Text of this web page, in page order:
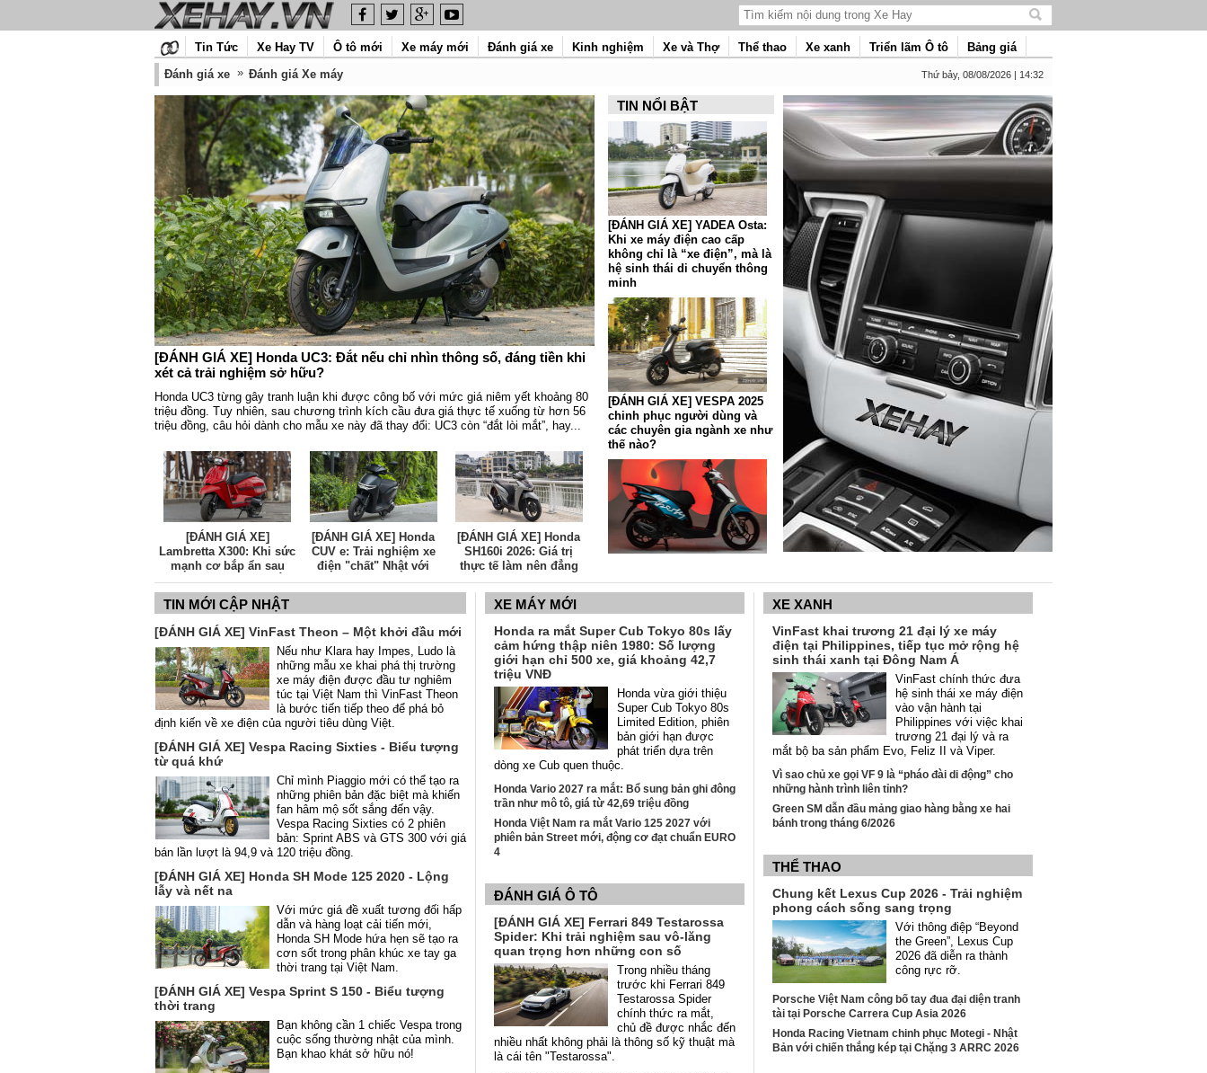
Tìm
nội
dung
Tin Tức Xe Hay TV Ô tô mới Xe máy mới Đánh giá xe Kinh nghiệm Xe và Thợ Thể thao Xe xanh Triển lãm Ô tô
Bảng giá
Đánh giá xe
Đánh giá Xe máy Thứ bảy, 08/08/2026 | 14:32
[ĐÁNH GIÁ XE] Honda UC3: Đắt nếu chỉ nhìn thông số, đáng tiền khi
xét cả trải nghiệm sở hữu?
Honda UC3 từng gây tranh luận khi được công bố với mức giá niêm yết khoảng 80
triệu đồng. Tuy nhiên, sau chương trình kích cầu đưa giá thực tế xuống từ hơn 56
triệu đồng, câu hỏi dành cho mẫu xe này đã thay đổi: UC3 còn “đắt lòi mắt”, hay...
[ĐÁNH GIÁ XE]
Lambretta X300: Khi sức
mạnh cơ bắp ẩn sau
diện mạo quý ông Ý
[ĐÁNH GIÁ XE] Honda
CUV e: Trải nghiệm xe
điện "chất" Nhật với
công nghệ số lùi và
cảm giác lái khác biệt
[ĐÁNH GIÁ XE] Honda
SH160i 2026: Giá trị
thực tế làm nên đẳng
cấp của một mẫu tay ga
cao cấp
TIN NỔI BẬT
[ĐÁNH GIÁ XE] YADEA Osta:
Khi xe máy điện cao cấp
không chỉ là “xe điện”, mà là
hệ sinh thái di chuyển thông
minh
[ĐÁNH GIÁ XE] VESPA 2025
chinh phục người dùng và
các chuyên gia ngành xe như
thế nào?
dẫn dầu phân khúc
TIN MỚI CẬP NHẬT
[ĐÁNH GIÁ XE] VinFast Theon – Một khởi đầu mới
Nếu như Klara hay Impes, Ludo là
những mẫu xe khai phá thị trường
xe máy điện được đầu tư nghiêm
túc tại Việt Nam thì VinFast Theon
là bước tiến tiếp theo để phá bỏ
định kiến về xe điện của người tiêu dùng Việt.
[ĐÁNH GIÁ XE] Vespa Racing Sixties - Biểu tượng
từ quá khứ
Chỉ mình Piaggio mới có thể tạo ra
những phiên bản đặc biệt mà khiến
fan hâm mộ sốt sắng đến vậy.
Vespa Racing Sixties có 2 phiên
bản: Sprint ABS và GTS 300 với giá
bán lần lượt là 94,9 và 120 triệu đồng.
[ĐÁNH GIÁ XE] Honda SH Mode 125 2020 - Lộng
lẫy và nết na
Với mức giá đề xuất tương đối hấp
dẫn và hàng loạt cải tiến mới,
Honda SH Mode hứa hẹn sẽ tạo ra
cơn sốt trong phân khúc xe tay ga
thời trang tại Việt Nam.
[ĐÁNH GIÁ XE] Vespa Sprint S 150 - Biểu tượng
thời trang
Bạn không cần 1 chiếc Vespa trong
cuộc sống thường nhật của mình.
Bạn khao khát sở hữu nó!
XE MÁY MỚI
Honda ra mắt Super Cub Tokyo 80s lấy
cảm hứng thập niên 1980: Số lượng
giới hạn chỉ 500 xe, giá khoảng 42,7
triệu VNĐ
Honda vừa giới thiệu
Super Cub Tokyo 80s
Limited Edition, phiên
bản giới hạn được
phát triển dựa trên
dòng xe Cub quen thuộc.
Honda Vario 2027 ra mắt: Bổ sung bản ghi đông
trần như mô tô, giá từ 42,69 triệu đồng
Honda Việt Nam ra mắt Vario 125 2027 với
phiên bản Street mới, động cơ đạt chuẩn EURO
4
ĐÁNH GIÁ Ô TÔ
[ĐÁNH GIÁ XE] Ferrari 849 Testarossa
Spider: Khi trải nghiệm sau vô-lăng
quan trọng hơn những con số
Trong nhiều tháng
trước khi Ferrari 849
Testarossa Spider
chính thức ra mắt,
chủ đề được nhắc đến
nhiều nhất không phải là thông số kỹ thuật mà
là cái tên "Testarossa".
XE XANH
VinFast khai trương 21 đại lý xe máy
điện tại Philippines, tiếp tục mở rộng hệ
sinh thái xanh tại Đông Nam Á
VinFast chính thức đưa
hệ sinh thái xe máy điện
vào vận hành tại
Philippines với việc khai
trương 21 đại lý và ra
mắt bộ ba sản phẩm Evo, Feliz II và Viper.
Vì sao chủ xe gọi VF 9 là “pháo đài di động” cho
những hành trình liên tỉnh?
Green SM dẫn đầu mảng giao hàng bằng xe hai
bánh trong tháng 6/2026
THỂ THAO
Chung kết Lexus Cup 2026 - Trải nghiệm
phong cách sống sang trọng
Với thông điệp “Beyond
the Green”, Lexus Cup
2026 đã diễn ra thành
công rực rỡ.
Porsche Việt Nam công bố tay đua đại diện tranh
tài tại Porsche Carrera Cup Asia 2026
Honda Racing Vietnam chinh phục Motegi - Nhật
Bản với chiến thắng kép tại Chặng 3 ARRC 2026